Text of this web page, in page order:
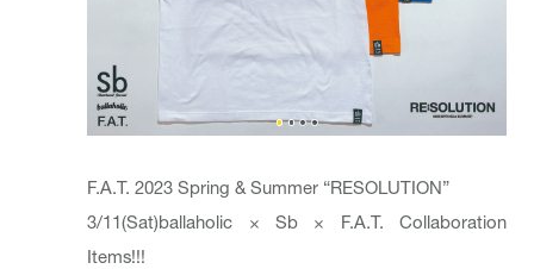
F.A.T. 2023 Spring & Summer “RESOLUTION”
3/11(Sat)ballaholic × Sb × F.A.T. Collaboration
Items!!!